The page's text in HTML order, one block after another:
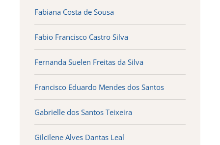
Fabiana Costa de Sousa
Fabio Francisco Castro Silva
Fernanda Suelen Freitas da Silva
Francisco Eduardo Mendes dos Santos
Gabrielle dos Santos Teixeira
Gilcilene Alves Dantas Leal